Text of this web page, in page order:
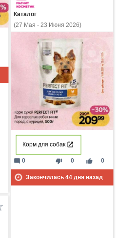
Каталог
(27 Мая - 23 Июня 2026)
Корм для собак
thumb_down 0 thumb_up 0
mode_comment 0
Закончилась 44дня назад